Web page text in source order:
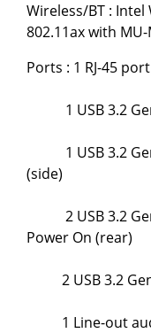
Wireless/BT : Intel
802.11ax with
Ports : 1 RJ-45
1 USB 3.2 Gen
1 USB 3.2 Gen
(side)
2 USB 3.2 Gen
Power On (rear)
2 USB 3.2 Gen
1 Line-out